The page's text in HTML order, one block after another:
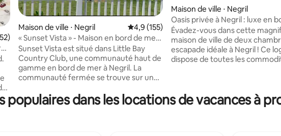
moyenne sur la base de 52 commentaires : 4,94 sur 5
Maison de ville ⋅ Negril Évaluation moyenne sur la base de 155
4,9 (155)
« Sunset Vista » - Maison en bord de mer
à Negril avec énergie solaire - Se
Sunset Vista est situé dans Little Bay
Country Club, une communauté haut de
gamme en bord de mer à Negril. La
communauté fermée se trouve sur une
Caraïbes des deux côtés et dispose
d'une plage privée, d'une piscine à
Maison de ville ⋅ Negril
Oasis privée à Negril : luxe en
mer !
Évadez-vous dans cette
maison de ville de deux
escapade idéale à Negril ! Ce
dispose de toutes les
24h/24. Notre joyau au bord
surplombe un sanctuaire de
populaires dans les locations de vacances à